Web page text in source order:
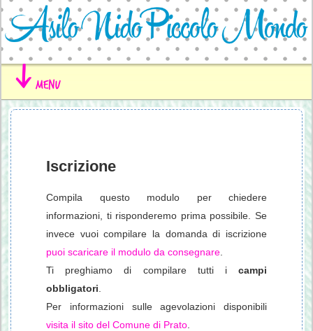
menu
Iscrizione
Compila questo modulo per chiedere
informazioni, ti risponderemo prima possibile. Se
invece vuoi compilare la domanda di iscrizione
puoi scaricare il modulo da consegnare
Ti preghiamo di compilare tutti i campi
obbligatori
Per informazioni sulle agevolazioni disponibili
visita il sito del Comune di Prato